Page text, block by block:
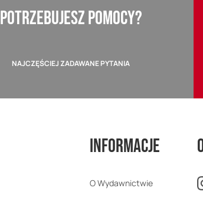
POTRZEBUJESZ POMOCY?
NAJCZĘŚCIEJ ZADAWANE PYTANIA
Informacje
O Wydawnictwie